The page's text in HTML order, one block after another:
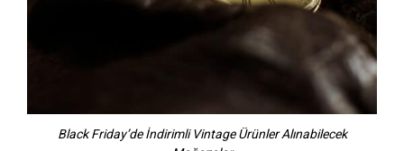
Black Friday’de İndirimli Vintage Ürünler Alınabilecek